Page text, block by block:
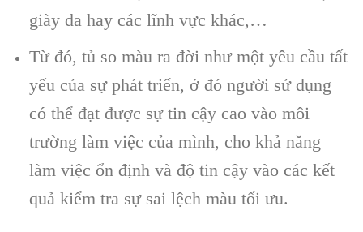
giày da hay các lĩnh vực khác,…
Từ đó, tủ so màu ra đời như một yêu cầu tất
yếu của sự phát triển, ở đó người sử dụng
có thể đạt được sự tin cậy cao vào môi
trường làm việc của mình, cho khả năng
làm việc ổn định và độ tin cậy vào các kết
quả kiểm tra sự sai lệch màu tối ưu.